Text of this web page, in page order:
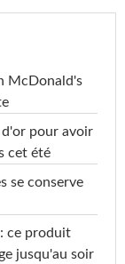
McDonald's
d'or pour avoir
cet été
se conserve
ce produit
jusqu'au soir